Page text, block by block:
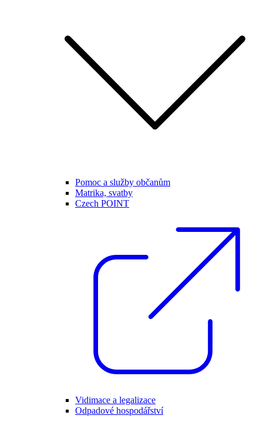
Pomoc a služby občanům
Matrika, svatby
Czech POINT
Vidimace a legalizace
Odpadové hospodářství